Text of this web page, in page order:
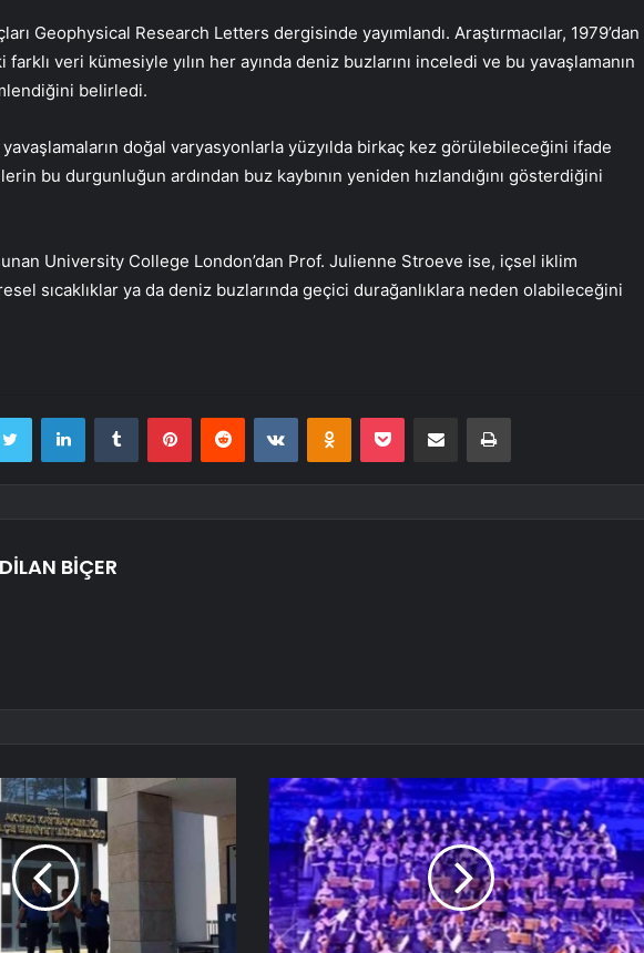
Geophysical Research Letters dergisinde yayımlandı. Araştırmacılar, 1979’dan
veri kümesiyle yılın her ayında deniz buzlarını inceledi ve bu yavaşlamanın
belirledi.
doğal varyasyonlarla yüzyılda birkaç kez görülebileceğini ifade
bu durgunluğun ardından buz kaybının yeniden hızlandığını gösterdiğini
University College London’dan Prof. Julienne Stroeve ise, içsel iklim
sıcaklıklar ya da deniz buzlarında geçici durağanlıklara neden olabileceğini
Twitter LinkedInTumblr PinterestReddit VKontakteOdnoklassniki
Pocket E-Posta ile paylaş Yazdır
DİLAN BİÇER